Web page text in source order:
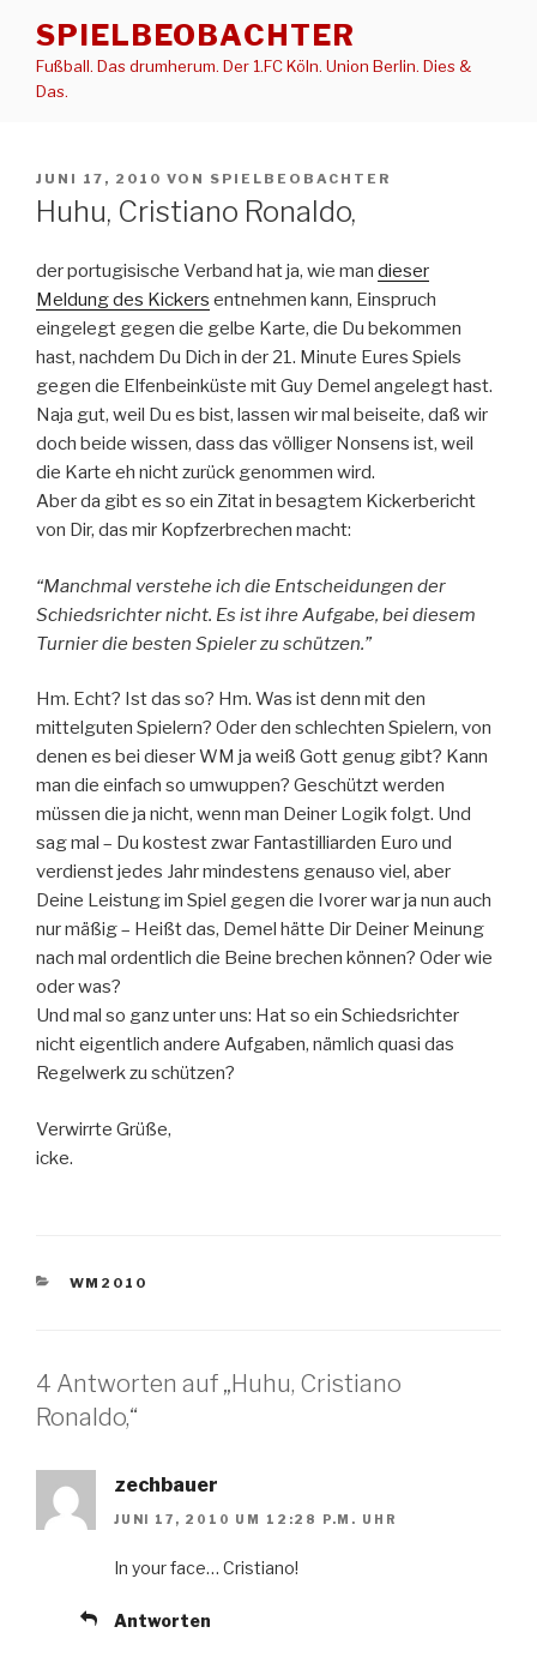
Inhalt
springen
SPIELBEOBACHTER
Fußball. Das drumherum. Der 1.FC Köln. Union Berlin. Dies &
Das.
VERÖFFENTLICHT
AM
JUNI 17, 2010 VON SPIELBEOBACHTER
Huhu, Cristiano Ronaldo,
der portugisische Verband hat ja, wie man dieser
Meldung des Kickers entnehmen kann, Einspruch
eingelegt gegen die gelbe Karte, die Du bekommen
hast, nachdem Du Dich in der 21. Minute Eures Spiels
gegen die Elfenbeinküste mit Guy Demel angelegt hast.
Naja gut, weil Du es bist, lassen wir mal beiseite, daß wir
doch beide wissen, dass das völliger Nonsens ist, weil
die Karte eh nicht zurück genommen wird.
Aber da gibt es so ein Zitat in besagtem Kickerbericht
von Dir, das mir Kopfzerbrechen macht:
“Manchmal verstehe ich die Entscheidungen der
Schiedsrichter nicht. Es ist ihre Aufgabe, bei diesem
Turnier die besten Spieler zu schützen.”
Hm. Echt? Ist das so? Hm. Was ist denn mit den
mittelguten Spielern? Oder den schlechten Spielern, von
denen es bei dieser WM ja weiß Gott genug gibt? Kann
man die einfach so umwuppen? Geschützt werden
müssen die ja nicht, wenn man Deiner Logik folgt. Und
sag mal – Du kostest zwar Fantastilliarden Euro und
verdienst jedes Jahr mindestens genauso viel, aber
Deine Leistung im Spiel gegen die Ivorer war ja nun auch
nur mäßig – Heißt das, Demel hätte Dir Deiner Meinung
nach mal ordentlich die Beine brechen können? Oder wie
oder was?
Und mal so ganz unter uns: Hat so ein Schiedsrichter
nicht eigentlich andere Aufgaben, nämlich quasi das
Regelwerk zu schützen?
Verwirrte Grüße,
icke.
KATEGORIEN
WM2010
4 Antworten auf „Huhu, Cristiano
Ronaldo,“
zechbauer
JUNI 17, 2010 UM 12:28 P.M. UHR
In your face… Cristiano!
Antworten